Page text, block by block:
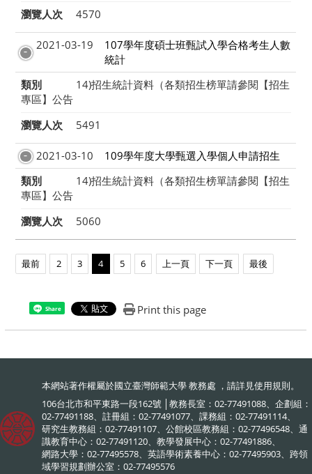
瀏覽人次
4570
2021-03-19
107學年度碩士班甄試入學合格考生人數
統計
類別
14)招生統計資料（各類招生榜單請參閱【招生
專區】公告
瀏覽人次
5491
2021-03-10
109學年度大學甄選入學個人申請招生
類別
14)招生統計資料（各類招生榜單請參閱【招生
專區】公告
瀏覽人次
5060
最前 2 3 4 5 6 上一頁 下一頁 最後
Share Print this page
本網站著作權屬於國立臺灣師範大學 教務處 ，請詳見使用規則。
106台北市和平東路一段162號 │教務長室：02-77491088、企劃組：
02-77491188、註冊組：02-77491077、課務組：02-77491114、
研究生教務組：02-77491107、公館校區教務組：02-77496548、通
識教育中心：02-77491120、教學發展中心：02-77491886、
網路大學：02-77495578、英語學術素養中心：02-77495903、跨領
域學習規劃辦公室：02-77495576